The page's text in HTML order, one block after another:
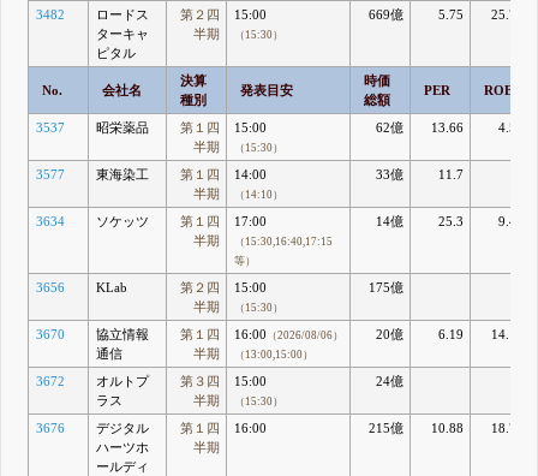
3482
ロードス
ターキャ
ピタル
第２四
半期
15:00
（15:30）
669億 5.75 25.72
No. 会社名
決算
種別
発表目安
時価
総額
PER ROE
3537 昭栄薬品
第１四
半期
15:00
（15:30）
62億 13.66 4.54
3577 東海染工
第１四
半期
14:00
（14:10）
33億 11.7
3634 ソケッツ
第１四
半期
17:00
（15:30,16:40,17:15
等）
14億 25.3 9.49
3656 KLab
第２四
半期
15:00
（15:30）
175億
3670
協立情報
通信
第１四
半期
16:00 （2026/08/06）
（13:00,15:00）
20億 6.19 14.11
3672
オルトプ
ラス
第３四
半期
15:00
（15:30）
24億
3676
デジタル
ハーツホ
ールディ
第１四
半期
16:00 215億 10.88 18.75